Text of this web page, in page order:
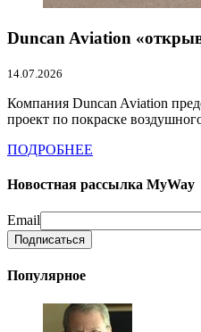
Duncan Aviation
14.07.2026
Компания Duncan Aviation
проект по покраске
ПОДРОБНЕЕ
Новостная рассылка MyWay
Email
Популярное